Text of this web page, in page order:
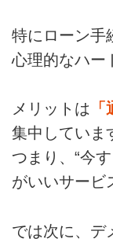
特にローン手
心理的なハー
メリットは
集中していま
つまり、“今
がいいサービ
では次に、デ